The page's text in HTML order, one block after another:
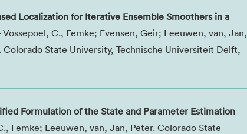
Localization for Iterative Ensemble Smoothers in a
Vossepoel, C., Femke; Evensen, Geir; Leeuwen, van, Jan,
State University, Technische Universiteit Delft,
Formulation of the State and Parameter Estimation
Femke; Leeuwen, van, Jan, Peter. Colorado State